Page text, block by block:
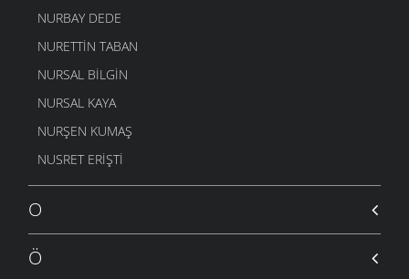
NURBAY DEDE
NURETTIN TABAN
NURSAL BILGIN
NURSAL KAYA
NURŞEN KUMAŞ
NUSRET ERIŞTI
O
Ö